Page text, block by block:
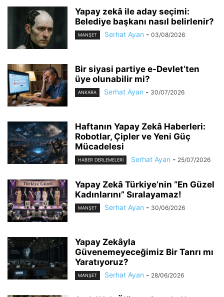
Yapay zekâ ile aday seçimi:
Belediye başkanı nasıl belirlenir?
MANŞET Serhat Ayan - 03/08/2026
Bir siyasi partiye e-Devlet’ten
üye olunabilir mi?
ANKARA Serhat Ayan - 30/07/2026
Haftanın Yapay Zekâ Haberleri:
Robotlar, Çipler ve Yeni Güç
Mücadelesi
HABER DERLEMELERI Serhat Ayan - 25/07/2026
Yapay Zekâ Türkiye’nin “En Güzel
Kadınlarını” Sıralayamaz!
MANŞET Serhat Ayan - 30/06/2026
Yapay Zekâyla
Güvenemeyeceğimiz Bir Tanrı mı
Yaratıyoruz?
MANŞET Serhat Ayan - 28/06/2026